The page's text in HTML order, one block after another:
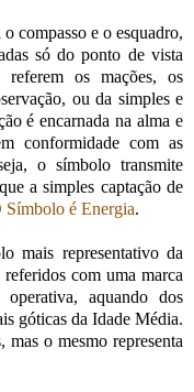
compasso e o esquadro,
só do ponto de vista
referem os mações, os
ou da simples e
é encarnada na alma e
conformidade com as
o símbolo transmite
a simples captação de
Símbolo é Energia.
mais representativo da
referidos com uma marca
aquando dos
góticas da Idade Média.
mas o mesmo representa